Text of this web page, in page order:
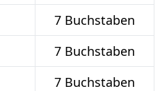
7 Buchstaben
7 Buchstaben
7 Buchstaben